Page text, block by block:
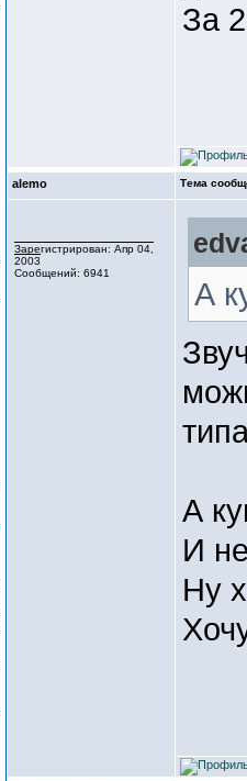
За
alemo Тема
Зарегистрирован: Апр 04,
2003
Сообщений: 6941
А
А
И
Ну